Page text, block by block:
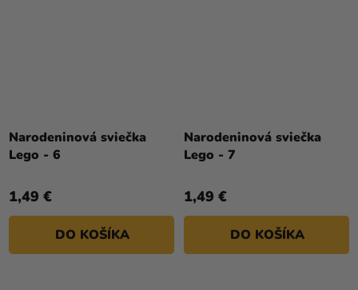
Narodeninová sviečka
Lego - 6
1,49 €
DO KOŠÍKA
Narodeninová sviečka
Lego - 7
1,49 €
DO KOŠÍKA